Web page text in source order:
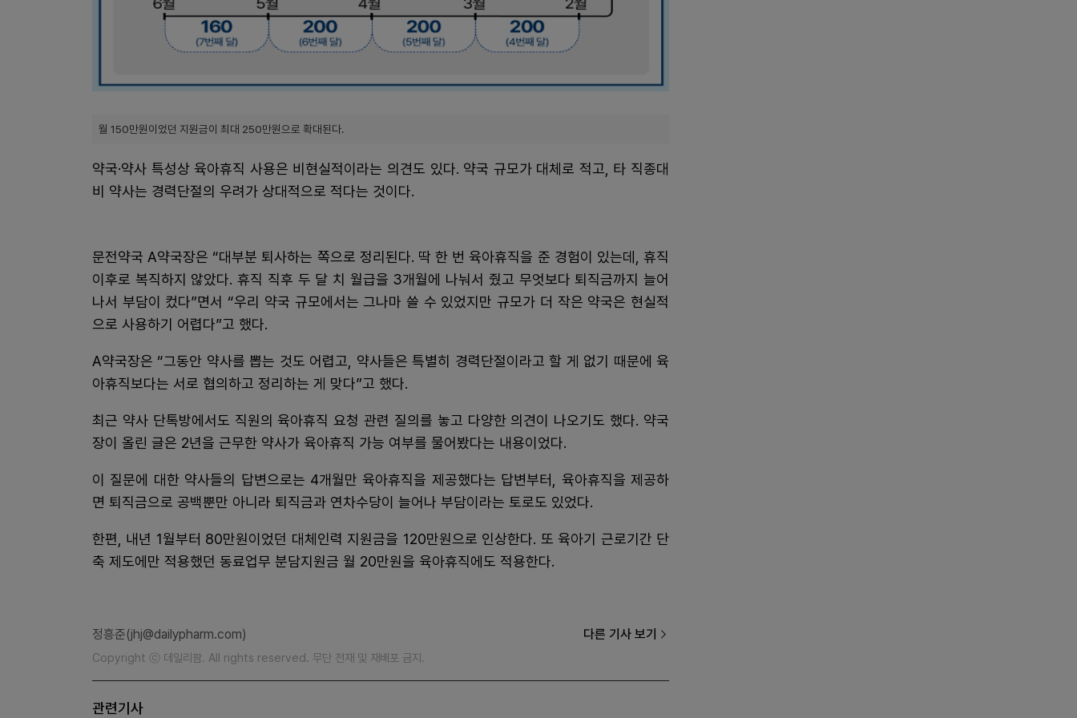
월 150만원이었던 지원금이 최대 250만원으로 확대된다.
약국·약사 특성상 육아휴직 사용은 비현실적이라는 의견도 있다. 약국 규모가 대체로 적고, 타 직종대
비 약사는 경력단절의 우려가 상대적으로 적다는 것이다.
문전약국 A약국장은 “대부분 퇴사하는 쪽으로 정리된다. 딱 한 번 육아휴직을 준 경험이 있는데, 휴직
이후로 복직하지 않았다. 휴직 직후 두 달 치 월급을 3개월에 나눠서 줬고 무엇보다 퇴직금까지 늘어
나서 부담이 컸다”면서 “우리 약국 규모에서는 그나마 쓸 수 있었지만 규모가 더 작은 약국은 현실적
으로 사용하기 어렵다”고 했다.
A약국장은 “그동안 약사를 뽑는 것도 어렵고, 약사들은 특별히 경력단절이라고 할 게 없기 때문에 육
아휴직보다는 서로 협의하고 정리하는 게 맞다”고 했다.
최근 약사 단톡방에서도 직원의 육아휴직 요청 관련 질의를 놓고 다양한 의견이 나오기도 했다. 약국
장이 올린 글은 2년을 근무한 약사가 육아휴직 가능 여부를 물어봤다는 내용이었다.
이 질문에 대한 약사들의 답변으로는 4개월만 육아휴직을 제공했다는 답변부터, 육아휴직을 제공하
면 퇴직금으로 공백뿐만 아니라 퇴직금과 연차수당이 늘어나 부담이라는 토로도 있었다.
한편, 내년 1월부터 80만원이었던 대체인력 지원금을 120만원으로 인상한다. 또 육아기 근로기간 단
축 제도에만 적용했던 동료업무 분담지원금 월 20만원을 육아휴직에도 적용한다.
정흥준(jhj@dailypharm.com) 다른 기사 보기
Copyright ⓒ 데일리팜. All rights reserved. 무단 전재 및 재배포 금지.
관련기사